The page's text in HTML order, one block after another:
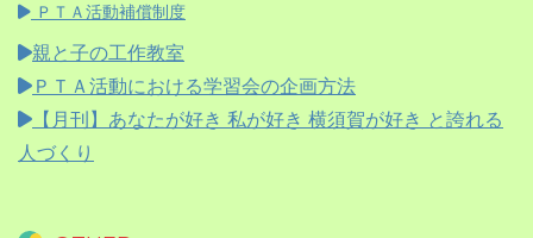
ＰＴＡ活動補償制度
親と子の工作教室
ＰＴＡ活動における学習会の企画方法
【月刊】 あなたが好き 私が好き 横須賀が好き と誇れる
人づくり